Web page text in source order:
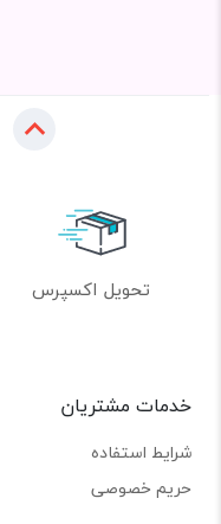
تحویل اکسپرس
خدمات مشتریان
شرایط استفاده
حریم خصوصی